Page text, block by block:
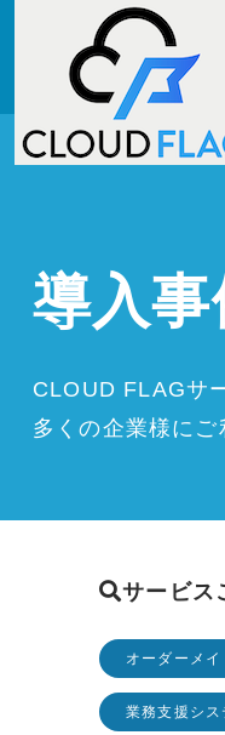
導入事
CLOUD FLAGサ
多くの企業様にご
サービス
オーダーメ
業務支援シス